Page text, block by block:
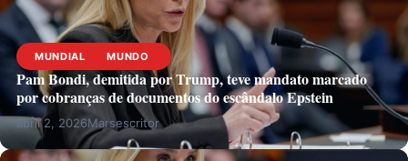
MUNDIAL MUNDO
Pam Bondi, demitida por Trump, teve mandato marcado
por cobranças de documentos do escândalo Epstein
abril 2, 2026Marsescritor